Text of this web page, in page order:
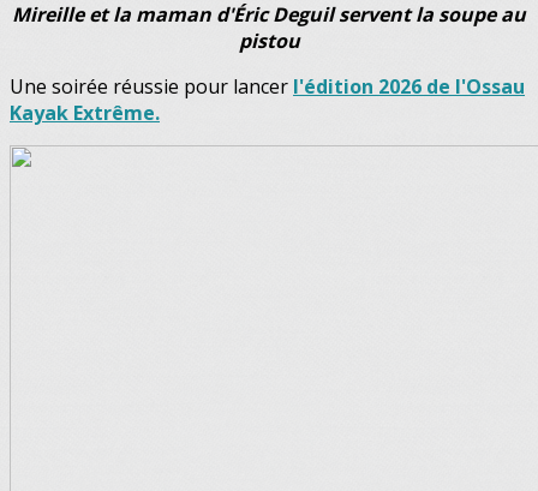
Mireille et la maman d'Éric Deguil servent la soupe au
pistou
Une soirée réussie pour lancer l'édition 2026 de l'Ossau
Kayak Extrême.